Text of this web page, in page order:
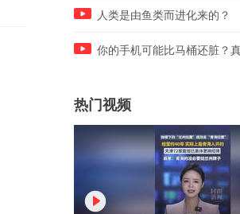
人类是由鱼类而进化来的？
你的手机可能比马桶还脏？
热门视频